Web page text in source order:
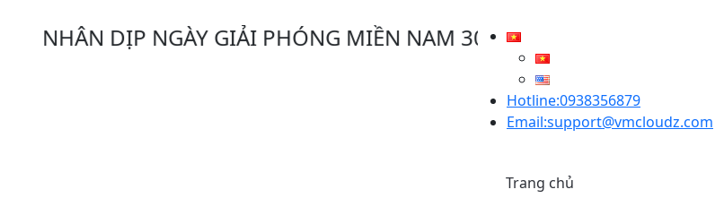
NHÂN DỊP NGÀY GIẢI PHÓNG MIỀN NAM 30/04/2025, VMCLOUDZ
Hotline:0938356879
Email:support@vmcloudz.com
Trang chủ